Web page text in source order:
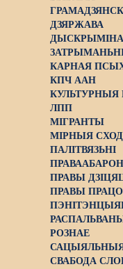
ДЗЯРЖАВА
КАРНАЯ
КПЧ ААН
КУЛЬТУРНЫЯ
ЛПП
МІГРАНТЫ
МІРНЫЯ
ПАЛІТВЯЗЬНІ
ПРАВЫ
ПРАВЫ
РОЗНАЕ
СВАБОДА